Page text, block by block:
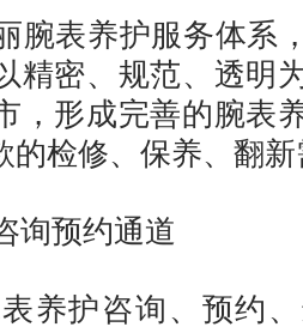
表养护服务体系
精密、规范、透明
，形成完善的腕表
的检修、保养、翻
预约通道
护咨询、预约、